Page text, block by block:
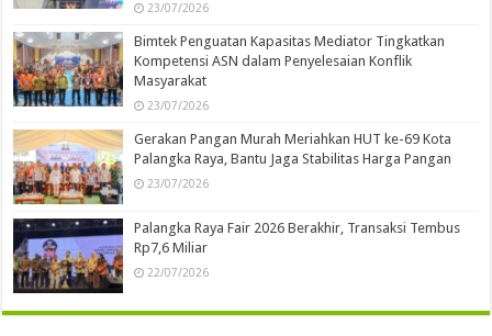
23/07/2026
Bimtek Penguatan Kapasitas Mediator Tingkatkan
Kompetensi ASN dalam Penyelesaian Konflik
Masyarakat
23/07/2026
Gerakan Pangan Murah Meriahkan HUT ke-69 Kota
Palangka Raya, Bantu Jaga Stabilitas Harga Pangan
23/07/2026
Palangka Raya Fair 2026 Berakhir, Transaksi Tembus
Rp7,6 Miliar
22/07/2026